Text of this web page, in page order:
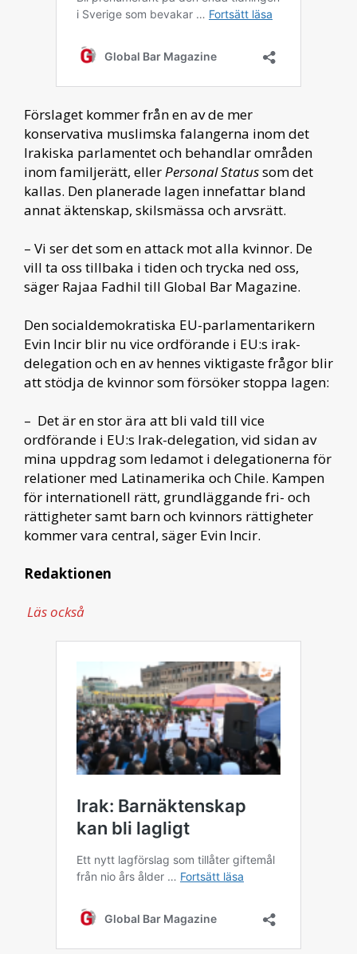
Förslaget kommer från en av de mer
konservativa muslimska falangerna inom det
Irakiska parlamentet och behandlar områden
inom familjerätt, ellerPersonal Statussom det
kallas. Den planerade lagen innefattar bland
annat äktenskap, skilsmässa och arvsrätt.
– Vi ser det som en attack mot alla kvinnor. De
vill ta oss tillbaka i tiden och trycka ned oss,
säger Rajaa Fadhil till Global Bar Magazine.
Den socialdemokratiska EU-parlamentarikern
Evin Incir blir nu vice ordförande i EU:s irak-
delegation och en av hennes viktigaste frågor blir
att stödja de kvinnor som försöker stoppa lagen:
– Det är en stor ära att bli vald till vice
ordförande i EU:s Irak-delegation, vid sidan av
mina uppdrag som ledamot i delegationerna för
relationer med Latinamerika och Chile. Kampen
för internationell rätt, grundläggande fri- och
rättigheter samt barn och kvinnors rättigheter
kommer vara central, säger Evin Incir.
Redaktionen
Läs också